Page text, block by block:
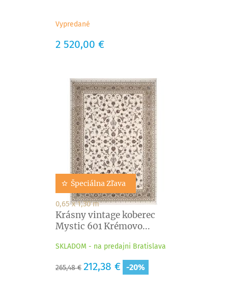
Vypredané
Cena
2 520,00 €
Špeciálna Zľava
0,65 x 1,30 m
Krásny vintage koberec
Mystic 601 Krémovo...
SKLADOM - na predajni Bratislava
Základná
cena
265,48 € Cena
212,38 € -20%